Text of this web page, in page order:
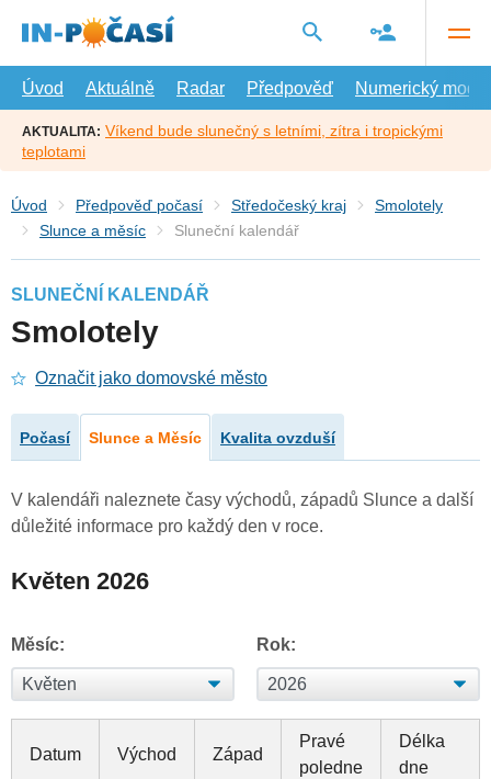
hlavní
Úvod
Aktuálně Radar Předpověď Numerický model
AKTUALITA: Víkend bude slunečný s letními, zítra i tropickými
teplotami
Úvod Předpověď počasí Středočeský kraj
Smolotely
Slunce a měsíc
Sluneční kalendář
SLUNEČNÍ KALENDÁŘ
Smolotely
Označit jako domovské město
Počasí Slunce a Měsíc Kvalita ovzduší
V kalendáři naleznete časy východů, západů Slunce a další
důležité informace pro každý den v roce.
Květen 2026
Měsíc: Rok:
Datum Východ Západ
Pravé
poledne
Délka
dne